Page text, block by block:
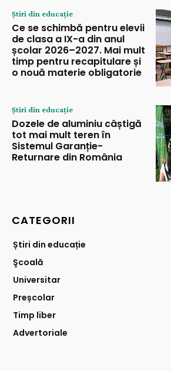
Știri din educație
Ce se schimbă pentru elevii
de clasa a IX-a din anul
școlar 2026–2027. Mai mult
timp pentru recapitulare și
o nouă materie obligatorie
Știri din educație
Dozele de aluminiu câștigă
tot mai mult teren în
Sistemul Garanție-
Returnare din România
CATEGORII
Știri din educație
Şcoală
Universitar
Preșcolar
Timp liber
Advertoriale